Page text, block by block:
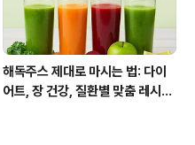
해독주스 제대로 마시는 법: 다이
어트, 장 건강, 질환별 맞춤 레시피